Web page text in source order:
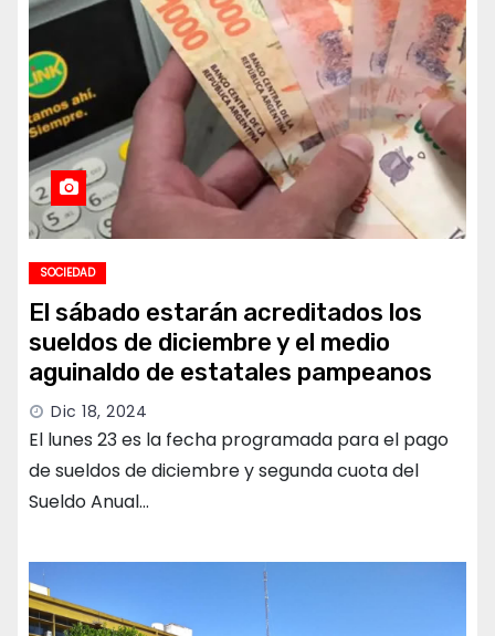
SOCIEDAD
El sábado estarán acreditados los
sueldos de diciembre y el medio
aguinaldo de estatales pampeanos
Dic 18, 2024
El lunes 23 es la fecha programada para el pago
de sueldos de diciembre y segunda cuota del
Sueldo Anual…